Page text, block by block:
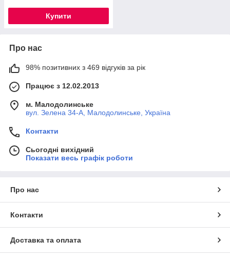
Купити
Про нас
98% позитивних з 469 відгуків за рік
Працює з 12.02.2013
м. Малодолинське
вул. Зелена 34-А, Малодолинське, Україна
Контакти
Сьогодні вихідний
Показати весь графік роботи
Про нас
Контакти
Доставка та оплата